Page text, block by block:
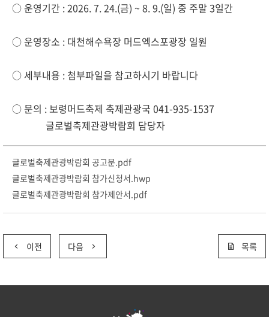
○ 운영기간 : 2026. 7. 24.(금) ~ 8. 9.(일) 중 주말 3일간
○ 운영장소 : 대천해수욕장 머드엑스포광장 일원
○ 세부내용 : 첨부파일을 참고하시기 바랍니다
○ 문의 : 보령머드축제 축제관광국 041-935-1537
글로벌축제관광박람회 담당자
글로벌축제관광박람회 공고문.pdf
글로벌축제관광박람회 참가신청서.hwp
글로벌축제관광박람회 참가제안서.pdf
이전 다음 목록